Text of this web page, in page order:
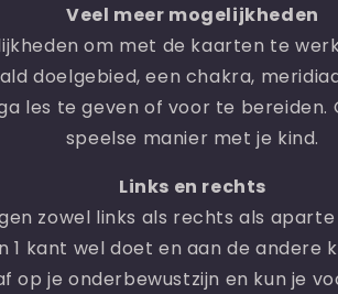
Veel meer mogelijkheden
om met de kaarten te
doelgebied, een chakra,
les te geven of voor te bereiden.
speelse manier met je kind.
Links en rechts
zowel links als rechts als
1 kant wel doet en aan de
op je onderbewustzijn en kun je